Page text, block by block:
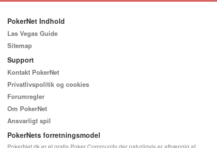
PokerNet Indhold
Las Vegas Guide
Sitemap
Support
Kontakt PokerNet
Privatlivspolitik og cookies
Forumregler
Om PokerNet
Ansvarligt spil
PokerNets forretningsmodel
PokerNet.dk er et gratis Poker Community der naturligvis er afhængig af